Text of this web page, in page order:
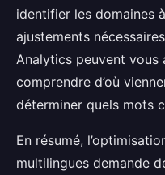
identifier les domaines
ajustements
Analytics peuvent
comprendre d’où
déterminer quels mots
En résumé,
multilingues demande